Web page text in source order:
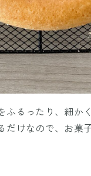
ふるったり、細か
だけなので、お菓